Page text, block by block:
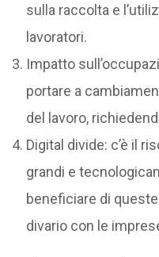
sulla raccolta e
lavoratori.
Impatto
portare a
del lavoro,
Digital divide: c’è il
grandi e
beneficiare di
divario con le